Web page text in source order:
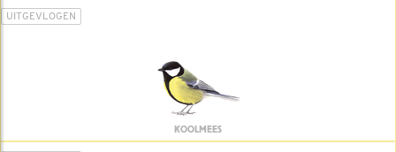
UITGEVLOGEN
KOOLMEES